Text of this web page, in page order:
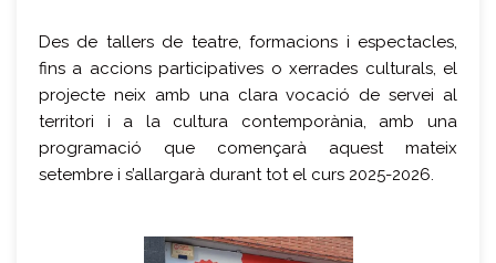
Des de tallers de teatre, formacions i espectacles,
fins a accions participatives o xerrades culturals, el
projecte neix amb una clara vocació de servei al
territori i a la cultura contemporània, amb una
programació que començarà aquest mateix
setembre i s’allargarà durant tot el curs 2025-2026.